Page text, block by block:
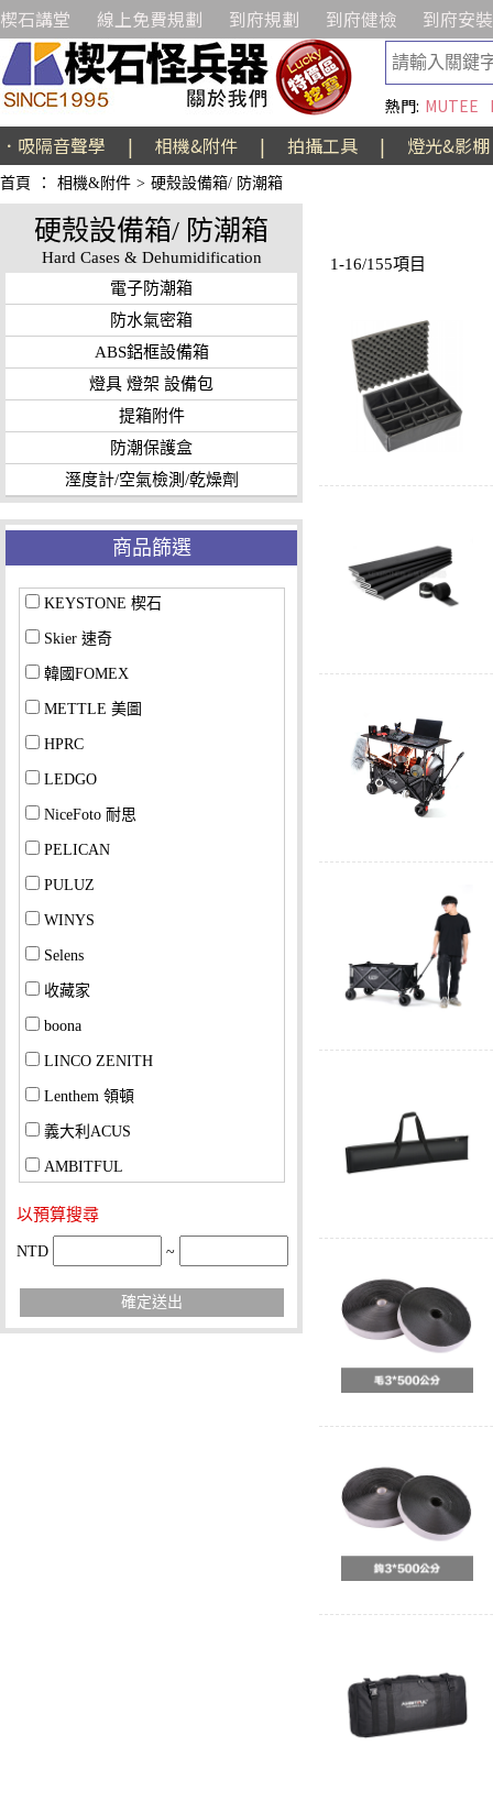
楔石講堂 線上免費規劃 到府規劃 到府健檢 到府安裝
熱門: MUTEE
．吸隔音聲學 | 相機&附件 | 拍攝工具 | 燈光&影棚
首頁 ： 相機&附件 > 硬殼設備箱/ 防潮箱
硬殼設備箱/ 防潮箱
Hard Cases & Dehumidification
電子防潮箱
防水氣密箱
ABS鋁框設備箱
燈具 燈架 設備包
提箱附件
防潮保護盒
溼度計/空氣檢測/乾燥劑
商品篩選
KEYSTONE 楔石
Skier 速奇
韓國FOMEX
METTLE 美圖
HPRC
LEDGO
NiceFoto 耐思
PELICAN
PULUZ
WINYS
Selens
收藏家
boona
LINCO ZENITH
Lenthem 領頓
義大利ACUS
AMBITFUL
以預算搜尋
NTD ~
確定送出
1-16/155項目